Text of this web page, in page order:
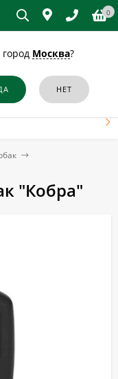
Москва?
0
и кошек в Улан-Удэ
"Кобра"